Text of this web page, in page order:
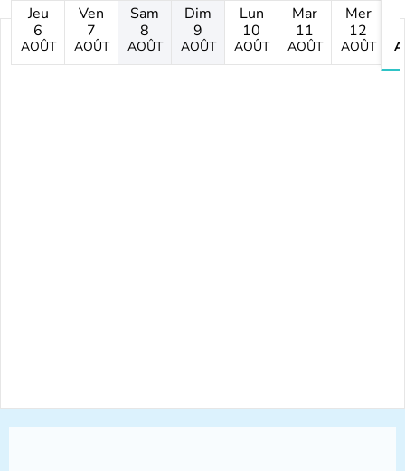
Jeu
6
AOÛT
Ven
7
AOÛT
Sam
8
AOÛT
Dim
9
AOÛT
Lun
10
AOÛT
Mar
11
AOÛT
Mer
12
AOÛT